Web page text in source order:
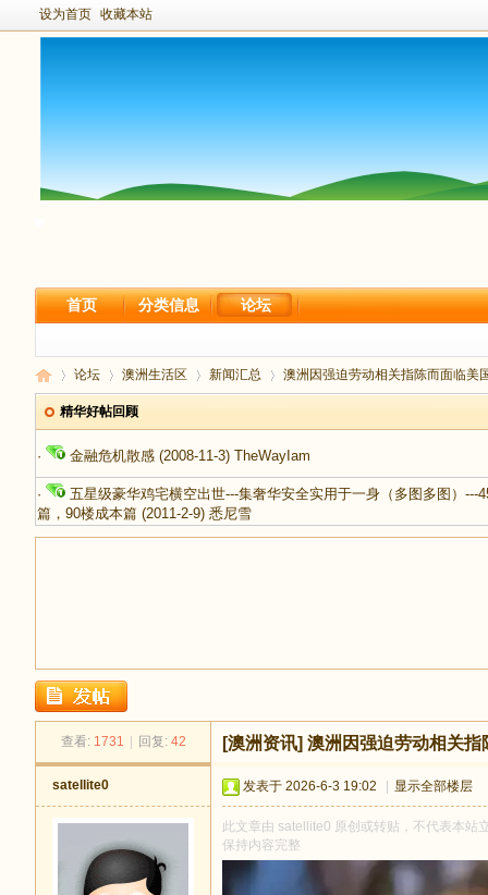
设为首页 收藏本站
首页 分类信息 论坛
足
论坛 澳洲生活区 新闻汇总 澳洲因强迫劳动相关指陈而面临美
精华好帖回顾
· 金融危机散感 (2008-11-3) TheWayIam
·
五星级豪华鸡宅横空出世---集奢华安全实用于一身（多图多图）---
篇，90楼成本篇 (2011-2-9) 悉尼雪
查看: 1731 回复: 42 [澳洲资讯] 澳洲因强迫劳动相关指
satellite0 发表于 2026-6-3 19:02 显示全部楼层
此文章由 satellite0 原创或转贴，不代表本站
保持内容完整